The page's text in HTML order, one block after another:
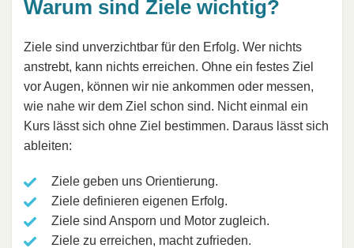
Warum sind Ziele wichtig?
Ziele sind unverzichtbar für den Erfolg. Wer nichts
anstrebt, kann nichts erreichen. Ohne ein festes Ziel
vor Augen, können wir nie ankommen oder messen,
wie nahe wir dem Ziel schon sind. Nicht einmal ein
Kurs lässt sich ohne Ziel bestimmen. Daraus lässt sich
ableiten:
Ziele geben uns Orientierung.
Ziele definieren eigenen Erfolg.
Ziele sind Ansporn und Motor zugleich.
Ziele zu erreichen, macht zufrieden.